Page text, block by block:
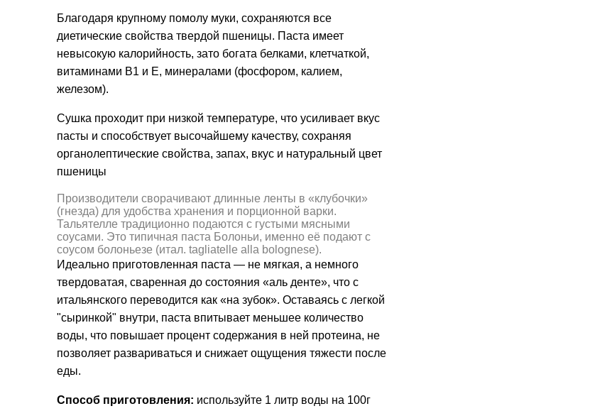
Благодаря крупному помолу муки, сохраняются все
диетические свойства твердой пшеницы. Паста имеет
невысокую калорийность, зато богата белками, клетчаткой,
витаминами B1 и E, минералами (фосфором, калием,
железом).
Сушка проходит при низкой температуре, что усиливает вкус
пасты и способствует высочайшему качеству, сохраняя
органолептические свойства, запах, вкус и натуральный цвет
пшеницы
Производители сворачивают длинные ленты в «клубочки»
(гнезда) для удобства хранения и порционной варки.
Тальятелле традиционно подаются с густыми мясными
соусами. Это типичная паста Болоньи, именно её подают с
соусом болоньезе (итал. tagliatelle alla bolognese).
Идеально приготовленная паста — не мягкая, а немного
твердоватая, сваренная до состояния «аль денте», что с
итальянского переводится как «на зубок». Оставаясь с легкой
"сыринкой" внутри, паста впитывает меньшее количество
воды, что повышает процент содержания в ней протеина, не
позволяет развариваться и снижает ощущения тяжести после
еды.
Способ приготовления: используйте 1 литр воды на 100г